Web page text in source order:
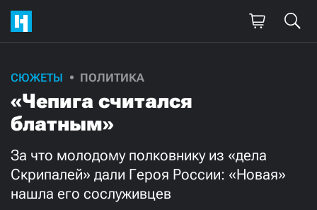
СЮЖЕТЫ ПОЛИТИКА
«Чепига считался
блатным»
За что молодому полковнику из «дела
Скрипалей» дали Героя России: «Новая»
нашла его сослуживцев
Поддержите
нашу работу!
Ежемесячно
3000 1000